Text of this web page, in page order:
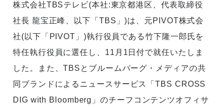
株式会社TBSテレビ(本社:東京都港区、代表取締役
社長 龍宝正峰、以下「TBS」)は、元PIVOT株式会
社(以下「PIVOT」)執行役員である竹下隆一郎氏を
特任執行役員に選任し、11月1日付で就任いたしま
した。また、TBSとブルームバーグ・メディアの共
同ブランドによるニュースサービス「TBS CROSS
DIG with Bloomberg」のチーフコンテンツオフィサ